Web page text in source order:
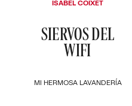
MI HERMOSA LAVANDERÍA
SIERVOS DEL
WIFI
ISABEL COIXET